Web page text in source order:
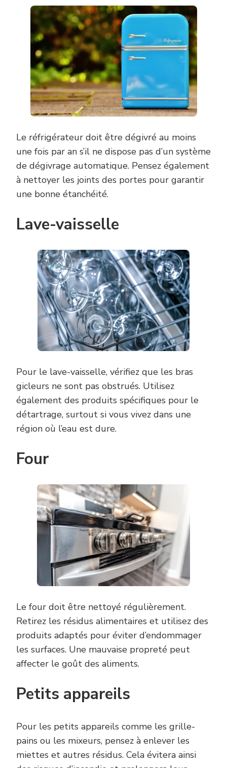
Le réfrigérateur doit être dégivré au moins
une fois par an s’il ne dispose pas d’un système
de dégivrage automatique. Pensez également
à nettoyer les joints des portes pour garantir
une bonne étanchéité.
Lave-vaisselle
Pour le lave-vaisselle, vérifiez que les bras
gicleurs ne sont pas obstrués. Utilisez
également des produits spécifiques pour le
détartrage, surtout si vous vivez dans une
région où l’eau est dure.
Four
Le four doit être nettoyé régulièrement.
Retirez les résidus alimentaires et utilisez des
produits adaptés pour éviter d’endommager
les surfaces. Une mauvaise propreté peut
affecter le goût des aliments.
Petits appareils
Pour les petits appareils comme les grille-
pains ou les mixeurs, pensez à enlever les
miettes et autres résidus. Cela évitera ainsi